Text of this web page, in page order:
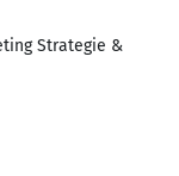
Strategie &